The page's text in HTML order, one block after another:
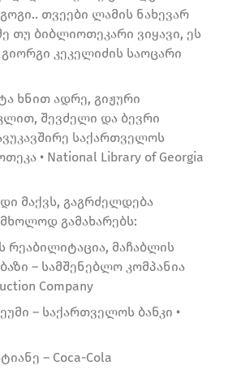
თვეები ლამის ნახევარ
თუ ბიბლიოთეკარი ვიყავი, ეს
გიორგი კეკელიძის საოცარი
ხნით ადრე, გიჟური
შევძელი და ბევრი
საქართველოს
• National Library of Georgia
მაქვს, გაგრძელდება
გამახარებს:
რეაბილიტაცია, მაჩაბლის
– სამშენებლო კომპანია
Company
– საქართველოს ბანკი •
– Coca-Cola